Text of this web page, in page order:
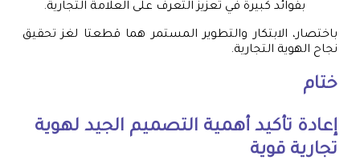
بفوائد كبيرة في تعزيز التعرف على العلامة التجارية.
باختصار، الابتكار والتطوير المستمر هما قطعتا لغز تحقيق
نجاح الهوية التجارية.
ختام
إعادة تأكيد أهمية التصميم الجيد لهوية
تجارية قوية